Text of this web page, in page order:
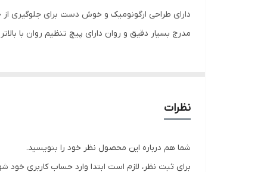
دارای طراحی ارگونومیک و خوش دست برای جلوگیری از
مدرج بسیار دقیق و روان دارای پیچ تنظیم روان با
نظرات
شما هم درباره این محصول نظر خود را بنویسید.
برای ثبت نظر، لازم است ابتدا وارد حساب کاربری خود